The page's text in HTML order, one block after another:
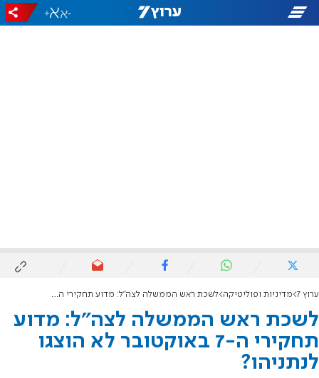
-
+
ערוץ 7 מדיניות ופוליטיקה לשכת ראש הממשלה לצה"ל: מדוע תחקירי ה-7 באוקטובר לא הוצגו לנתניהו?
לשכת ראש הממשלה לצה"ל: מדוע
תחקירי ה-7 באוקטובר לא הוצגו
לנתניהו?